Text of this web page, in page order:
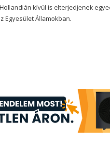
kívül is elterjedjenek
Egyesület Államokban.